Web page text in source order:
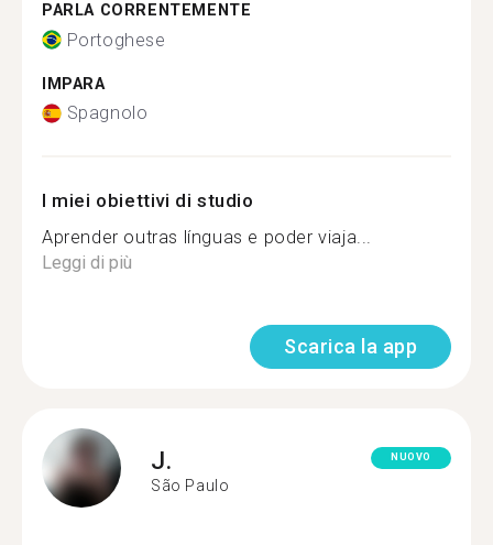
PARLA CORRENTEMENTE
Portoghese
IMPARA
Spagnolo
I miei obiettivi di studio
Aprender outras línguas e poder viaja...
Leggi di più
Scarica la app
J.
São Paulo
NUOVO